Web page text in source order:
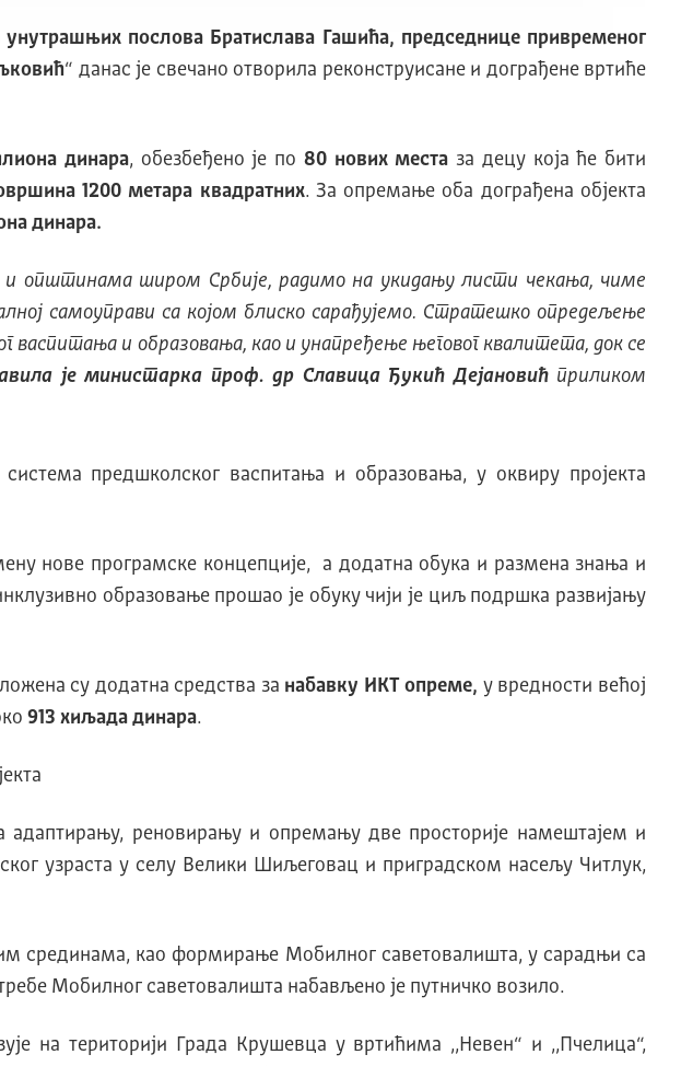
послова Братислава Гашића, председнице привременог
“ данас је свечано отворила реконструисанe и дограђене вртиће
динара, обезбеђено је по 80 нових места за децу која ће бити
1200 метара квадратних. За опремање оба дограђена објекта
динара.
и општинама широм Србије, радимо на укидању листи чекања, чиме
самоуправи са којом блиско сарађујемо. Стратешко опредељење
и образовања, као и унапређење његовог квалитета, док се
је министарка проф. др Славица Ђукић Дејановићприликом
предшколског васпитања и образовања, у оквиру пројекта
нове програмске концепције, а додатна обука и размена знања и
образовање прошао је обуку чији је циљ подршка развијању
су додатна средства за набавку ИКТ опреме, у вредности већој
913 хиљада динара.
адаптирању, реновирању и опремању две просторије намештајем и
узраста у селу Велики Шиљеговац и приградском насељу Читлук,
срединама, као формирање Мобилног саветовалиштa, у сарадњи са
Мобилног саветовалишта набављено је путничко возило.
на територији Града Крушевца у вртићима ,,Невен“ и ,,Пчелица“,